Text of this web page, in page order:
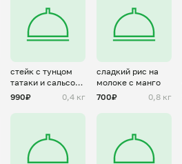
стейк с тунцом
татаки и сальсой
из манго
990₽ 0,4 кг
сладкий рис на
молоке с манго
700₽
0,8 кг